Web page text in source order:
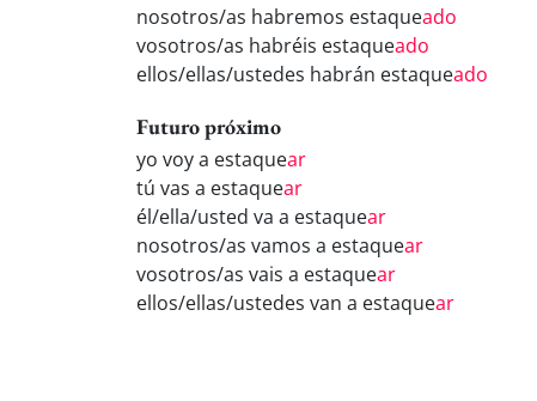
nosotros/as habremos estaqueado
vosotros/as habréis estaqueado
ellos/ellas/ustedes habrán estaqueado
Futuro próximo
yo voy a estaquear
tú vas a estaquear
él/ella/usted va a estaquear
nosotros/as vamos a estaquear
vosotros/as vais a estaquear
ellos/ellas/ustedes van a estaquear